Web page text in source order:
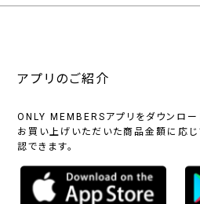
アプリのご紹介
ONLY MEMBERSアプリをダウンロー
お買い上げいただいた商品金額に応じ
認できます。